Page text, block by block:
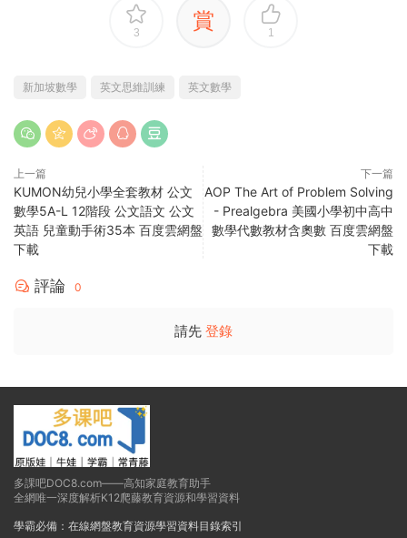
3 賞 1
新加坡數學 英文思維訓練 英文數學
上一篇
KUMON幼兒小學全套教材 公文
數學5A-L 12階段 公文語文 公文
英語 兒童動手術35本 百度雲網盤
下載
下一篇
AOP The Art of Problem Solving
- Prealgebra 美國小學初中高中
數學代數教材含奧數 百度雲網盤
下載
評論 0
請先 登錄
多課吧DOC8.com——高知家庭教育助手
全網唯一深度解析K12爬藤教育資源和學習資料
學霸必備：在線網盤教育資源學習資料目錄索引